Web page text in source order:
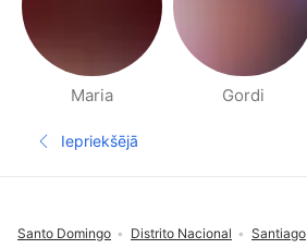
Maria Gordi
Cilvēki apkārtnē, lapas
Iepriekšējā lapa
Iepriekšējā
Santo Domingo Distrito Nacional Santiago